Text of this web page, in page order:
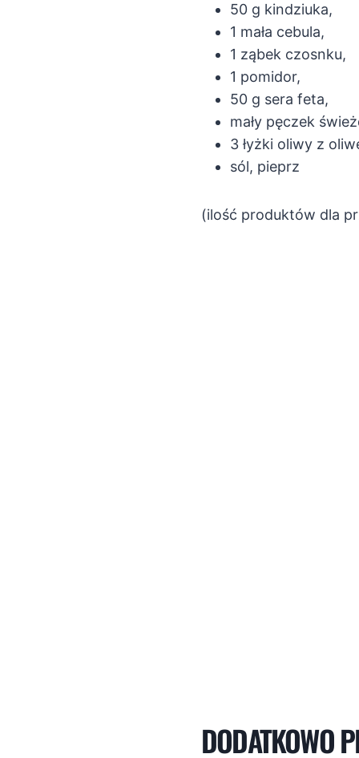
50 g kindziuka,
1 mała cebula,
1 ząbek czosnku,
1 pomidor,
50 g sera feta,
mały pęczek
3 łyżki oliwy z
sól, pieprz
(ilość produktów dla
DODATKOWO